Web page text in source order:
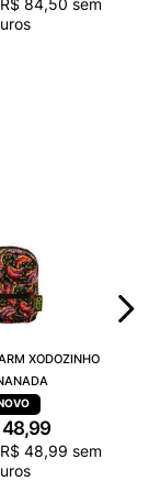
R$ 84,50 sem
XODOZINHO
48,99
R$ 48,99 sem